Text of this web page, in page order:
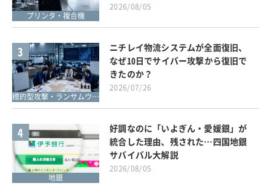
プリンタ・複合機
2026/08/05
3
標的型攻撃・ランサムウェア対策
ニチレイ物流システムが全面復旧、
なぜ10日でサイバー攻撃から復旧で
きたのか？
2026/07/26
4
地銀
好調なのに「いよぎん・愛媛銀」が
統合した理由、残された…四国地銀
サバイバル大解説
2026/08/05